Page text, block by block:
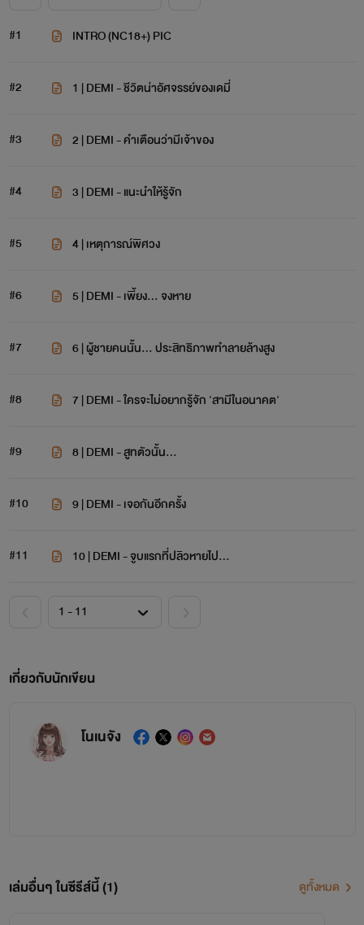
#1 INTRO (NC18+) PIC
#2 1 | DEMI - ชีวิตน่าอัศจรรย์ของเดมี่
#3 2 | DEMI - คำเตือนว่ามีเจ้าของ
#4 3 | DEMI - แนะนำให้รู้จัก
#5 4 | เหตุการณ์พิศวง
#6 5 | DEMI - เพี้ยง... จงหาย
#7 6 | ผู้ชายคนนั้น... ประสิทธิภาพทำลายล้างสูง
#8 7 | DEMI - ใครจะไม่อยากรู้จัก 'สามีในอนาคต'
#9 8 | DEMI - สูทตัวนั้น...
#10 9 | DEMI - เจอกันอีกครั้ง
#11 10 | DEMI - จูบแรกที่ปลิวหายไป...
เกี่ยวกับนักเขียน
โนเนจัง
เล่มอื่นๆ ในซีรีส์นี้ (1) ดูทั้งหมด